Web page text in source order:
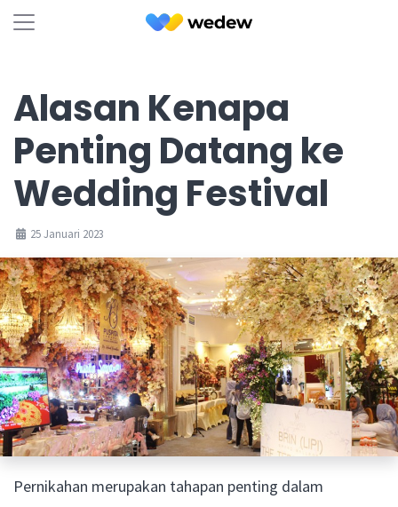
Alasan Kenapa
Penting Datang ke
Wedding Festival
25 Januari 2023
Pernikahan merupakan tahapan penting dalam